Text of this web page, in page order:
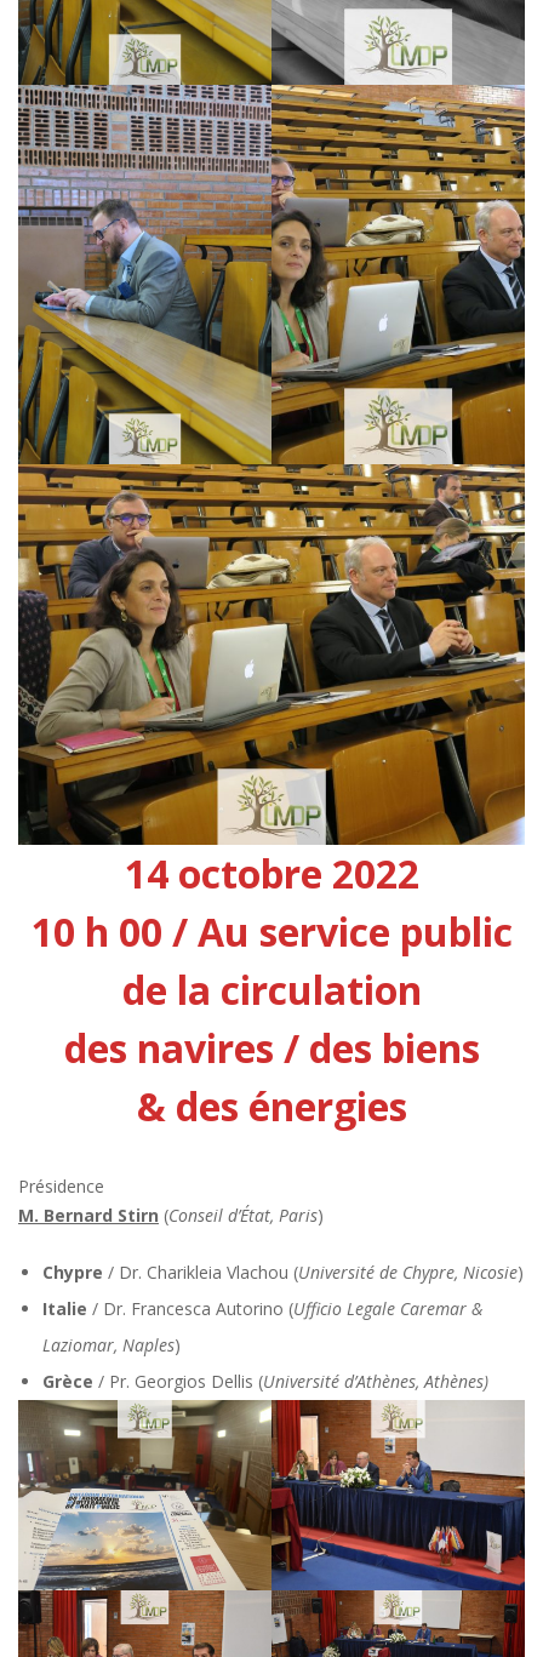
14 octobre 2022
10 h 00 / Au service public
de la circulation
des navires / des biens
& des énergies
Présidence
M. Bernard Stirn (Conseil d’État, Paris)
Chypre / Dr. Charikleia Vlachou (Université de Chypre, Nicosie)
Italie / Dr. Francesca Autorino (Ufficio Legale Caremar &
Laziomar, Naples)
Grèce / Pr. Georgios Dellis (Université d’Athènes, Athènes)